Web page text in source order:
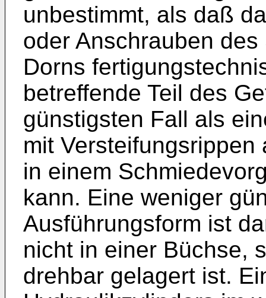
unbestimmt, als daß
oder Anschrauben
Dorns
betreffende Teil des
günstigsten Fall als
mit
in einem
kann. Eine weniger
Ausführungsform ist
nicht in einer Büchse,
drehbar gelagert ist.